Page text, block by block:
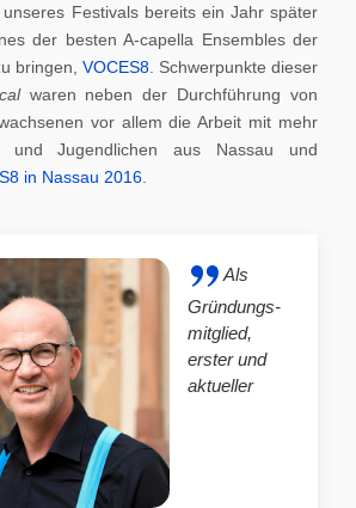
Festivals bereits ein Jahr später
der besten A-capella Ensembles der
bringen, VOCES8. Schwerpunkte dieser
waren neben der Durchführung von
vor allem die Arbeit mit mehr
Jugendlichen aus Nassau und
in Nassau 2016
Als
Gründungs-
mitglied,
erster und
aktueller